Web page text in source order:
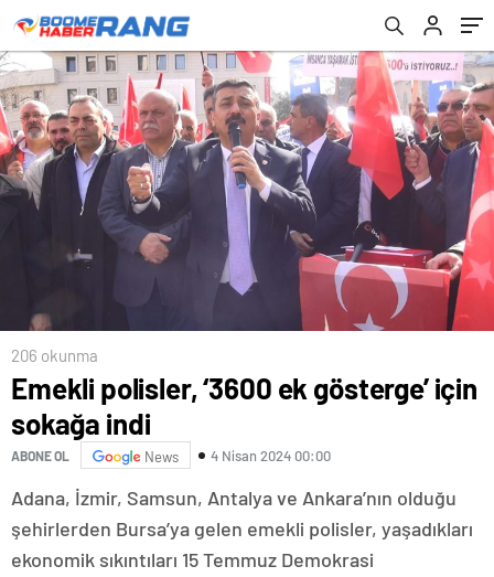
206 okunma
Emekli polisler, ‘3600 ek gösterge’ için
sokağa indi
ABONE OL News 4 Nisan 2024 00:00
Adana, İzmir, Samsun, Antalya ve Ankara’nın olduğu
şehirlerden Bursa’ya gelen emekli polisler, yaşadıkları
ekonomik sıkıntıları 15 Temmuz Demokrasi